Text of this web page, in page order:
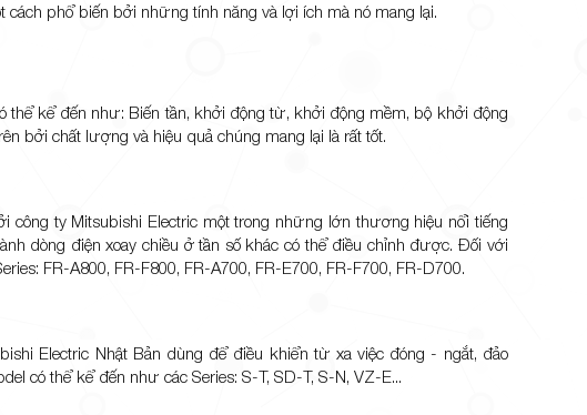
phổ biến bởi những tính năng và lợi ích mà nó mang lại.
thể kể đến như: Biến tần, khởi động từ, khởi động mềm, bộ khởi động
bởi chất lượng và hiệu quả chúng mang lại là rất tốt.
công ty Mitsubishi Electric một trong những lớn thương hiệu nổi tiếng
dòng điện xoay chiều ở tần số khác có thể điều chỉnh được. Đối với
FR-A800, FR-F800, FR-A700, FR-E700, FR-F700, FR-D700.
Electric Nhật Bản dùng để điều khiển từ xa việc đóng - ngắt, đảo
có thể kể đến như các Series: S-T, SD-T, S-N, VZ-E...